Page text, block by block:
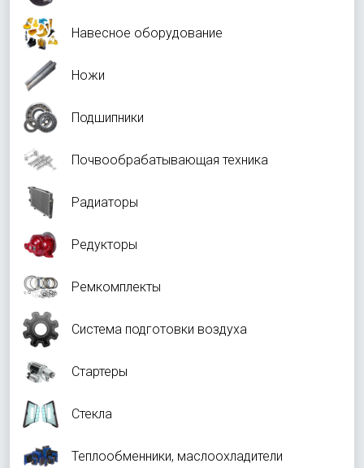
Навесное оборудование
Ножи
Подшипники
Почвообрабатывающая техника
Радиаторы
Редукторы
Ремкомплекты
Система подготовки воздуха
Стартеры
Стекла
Теплообменники, маслоохладители